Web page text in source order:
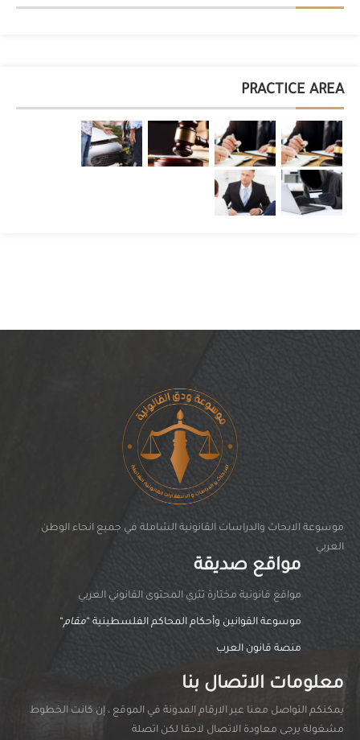
PRACTICE AREA
موسوعة الابحاث والدراسات القانونية الشاملة في جميع انحاء الوطن
العربي
مواقع صديقة
مواقغ قانونية مختارة تثري المحتوى القانوني العربي
موسوعة القوانين وأحكام المحاكم الفلسطينية “مقام“
منصة قانون العرب
معلومات الاتصال بنا
يمكنكم التواصل معنا عبر الارقام المدونة في الموقع ، إن كانت الخطوط
مشغولة يرجى معاودة الاتصال لاحقا لكن اتصلة